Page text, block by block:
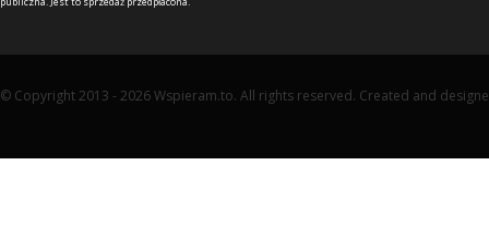
© Copyright 2013 - 2026 Wspieram.to. All rights reserved. Created and